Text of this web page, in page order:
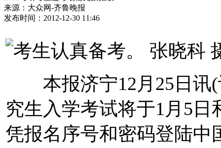
来源：大众网-齐鲁晚报
发布时间：2012-12-30 11:46
本报济宁12月25日讯(
究生入学考试将于1月5日
凭报名序号和密码登陆中